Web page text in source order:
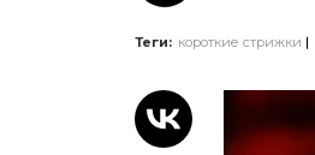
Теги: короткие стрижки